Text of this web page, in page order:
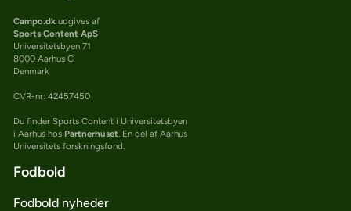
Campo.dkudgives af
Sports Content ApS
Universitetsbyen 71
8000 Aarhus C
Denmark
CVR-nr: 42457450
Du finder Sports Content i Universitetsbyen
i Aarhus hos Partnerhuset . En del af Aarhus
Universitets forskningsfond.
Fodbold
Fodbold nyheder